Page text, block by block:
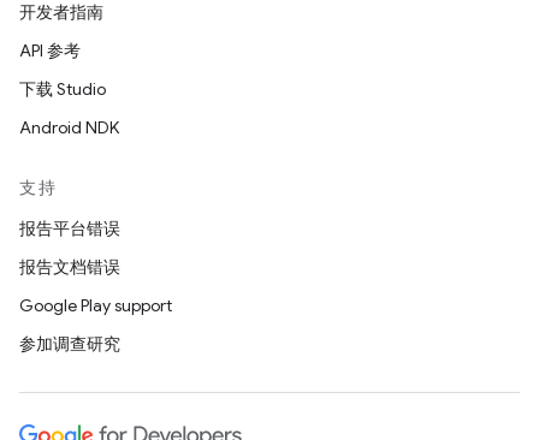
开发者指南
API 参考
下载 Studio
Android NDK
支持
报告平台错误
报告文档错误
Google Play support
参加调查研究